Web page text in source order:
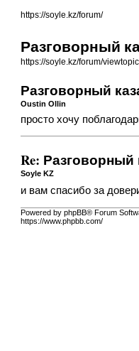
https://soyle.kz/forum/
Разговорный
https://soyle.kz/forum/
Разговорный
Oustin Ollin
просто хочу
Re: Разговорный
Soyle KZ
и вам спасибо за
Powered by phpBB® Forum
https://www.phpbb.com/